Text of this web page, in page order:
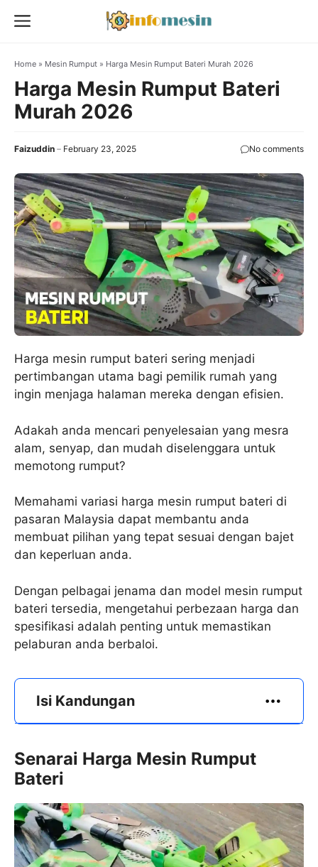
Menu
Home » Mesin Rumput » Harga Mesin Rumput Bateri​ Murah 2026
Harga Mesin Rumput Bateri​
Murah 2026
Faizuddin February 23, 2025 No comments
Harga mesin rumput bateri sering menjadi
pertimbangan utama bagi pemilik rumah yang
ingin menjaga halaman mereka dengan efisien.
Adakah anda mencari penyelesaian yang mesra
alam, senyap, dan mudah diselenggara untuk
memotong rumput?
Memahami variasi harga mesin rumput bateri di
pasaran Malaysia dapat membantu anda
membuat pilihan yang tepat sesuai dengan bajet
dan keperluan anda.
Dengan pelbagai jenama dan model mesin rumput
bateri tersedia, mengetahui perbezaan harga dan
spesifikasi adalah penting untuk memastikan
pelaburan anda berbaloi.
Isi Kandungan
Senarai Harga Mesin Rumput
Bateri